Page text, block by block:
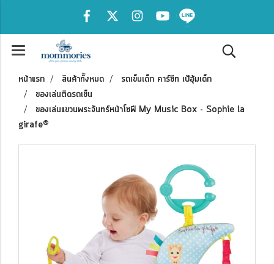
หน้าแรก สินค้าทั้งหมด
รถเข็นเด็ก คาร์ซีท เป้อุ้มเด็ก
ของเล่นติดรถเข็น
ของเล่นแขวนพระจันทร์หน้าโซฟี My Music Box - Sophie la
girafe®